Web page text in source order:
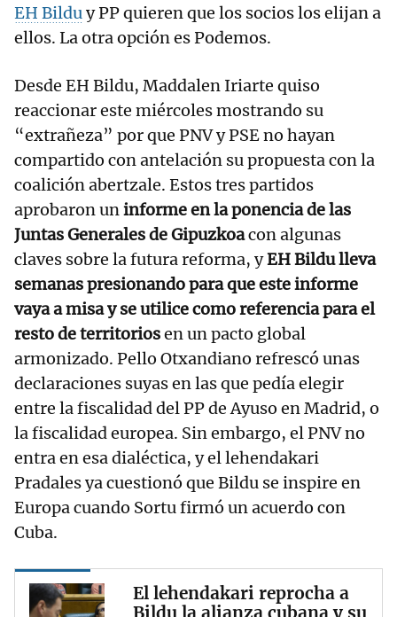
EH Bilduy PP quieren que los socios los elijan a
ellos. La otra opción es Podemos.
Desde EH Bildu, Maddalen Iriarte quiso
reaccionar este miércoles mostrando su
“extrañeza” por que PNV y PSE no hayan
compartido con antelación su propuesta con la
coalición abertzale. Estos tres partidos
aprobaron uninforme en la ponencia de las
Juntas Generales de Gipuzkoacon algunas
claves sobre la futura reforma, yEH Bildu lleva
semanas presionando para que este informe
vaya a misa y se utilice como referencia para el
resto de territoriosen un pacto global
armonizado. Pello Otxandiano refrescó unas
declaraciones suyas en las que pedía elegir
entre la fiscalidad del PP de Ayuso en Madrid, o
la fiscalidad europea. Sin embargo, el PNV no
entra en esa dialéctica, y el lehendakari
Pradales ya cuestionó que Bildu se inspire en
Europa cuando Sortu firmó un acuerdo con
Cuba.
El lehendakari reprocha a